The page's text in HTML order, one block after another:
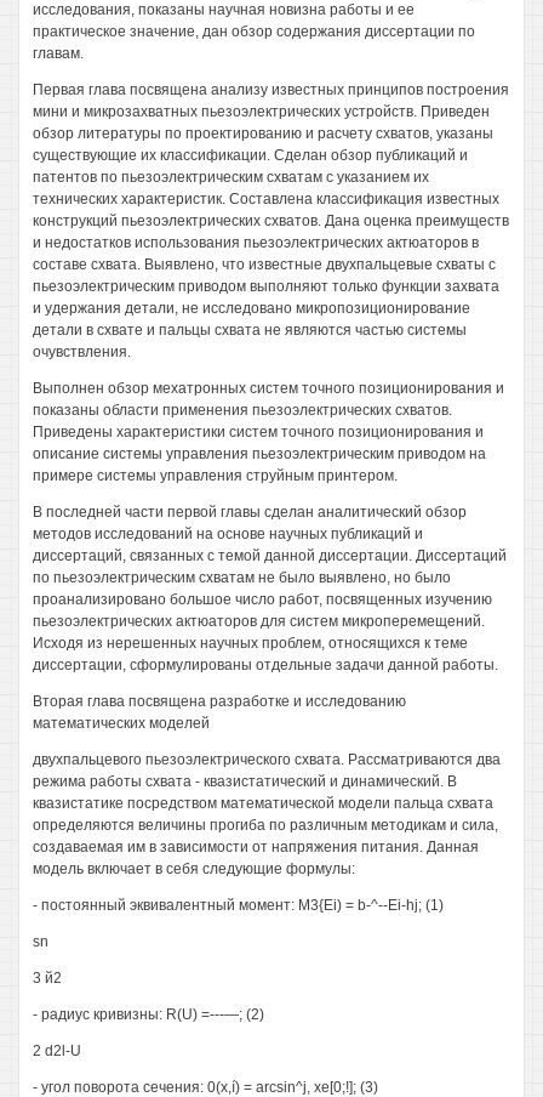
исследования, показаны научная новизна работы и ее
практическое значение, дан обзор содержания диссертации по
главам.
Первая глава посвящена анализу известных принципов построения
мини и микрозахватных пьезоэлектрических устройств. Приведен
обзор литературы по проектированию и расчету схватов, указаны
существующие их классификации. Сделан обзор публикаций и
патентов по пьезоэлектрическим схватам с указанием их
технических характеристик. Составлена классификация известных
конструкций пьезоэлектрических схватов. Дана оценка преимуществ
и недостатков использования пьезоэлектрических актюаторов в
составе схвата. Выявлено, что известные двухпальцевые схваты с
пьезоэлектрическим приводом выполняют только функции захвата
и удержания детали, не исследовано микропозиционирование
детали в схвате и пальцы схвата не являются частью системы
очувствления.
Выполнен обзор мехатронных систем точного позиционирования и
показаны области применения пьезоэлектрических схватов.
Приведены характеристики систем точного позиционирования и
описание системы управления пьезоэлектрическим приводом на
примере системы управления струйным принтером.
В последней части первой главы сделан аналитический обзор
методов исследований на основе научных публикаций и
диссертаций, связанных с темой данной диссертации. Диссертаций
по пьезоэлектрическим схватам не было выявлено, но было
проанализировано большое число работ, посвященных изучению
пьезоэлектрических актюаторов для систем микроперемещений.
Исходя из нерешенных научных проблем, относящихся к теме
диссертации, сформулированы отдельные задачи данной работы.
Вторая глава посвящена разработке и исследованию
математических моделей
двухпальцевого пьезоэлектрического схвата. Рассматриваются два
режима работы схвата - квазистатический и динамический. В
квазистатике посредством математической модели пальца схвата
определяются величины прогиба по различным методикам и сила,
создаваемая им в зависимости от напряжения питания. Данная
модель включает в себя следующие формулы:
- постоянный эквивалентный момент: M3{Ei) = b-^--Ei-hj; (1)
sn
3 й2
- радиус кривизны: R(U) =---—; (2)
2 d2l-U
- угол поворота сечения: 0(x,í) = arcsin^j, хе[0;!]; (3)